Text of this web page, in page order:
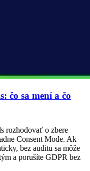
čo sa mení a čo
rozhodovať o zbere
Consent Mode. Ak
bez auditu sa môže
a porušíte GDPR bez